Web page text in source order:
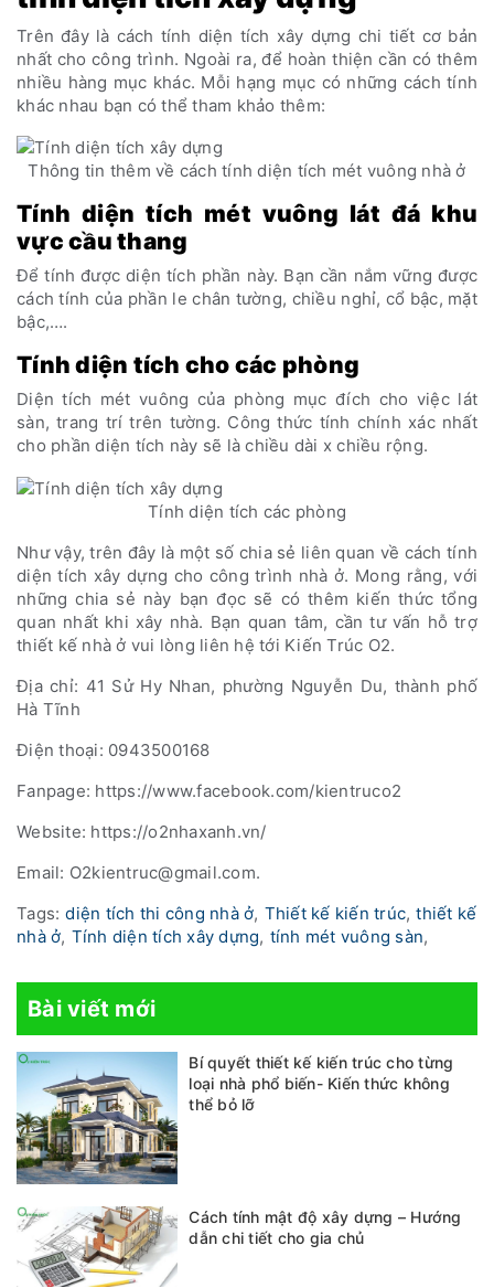
Trên đây là cách tính diện tích xây dựng chi tiết cơ bản
nhất cho công trình. Ngoài ra, để hoàn thiện cần có thêm
nhiều hàng mục khác. Mỗi hạng mục có những cách tính
khác nhau bạn có thể tham khảo thêm:
Thông tin thêm về cách tính diện tích mét vuông nhà ở
Tính diện tích mét vuông lát đá khu
vực cầu thang
Để tính được diện tích phần này. Bạn cần nắm vững được
cách tính của phần le chân tường, chiều nghỉ, cổ bậc, mặt
bậc,….
Tính diện tích cho các phòng
Diện tích mét vuông của phòng mục đích cho việc lát
sàn, trang trí trên tường. Công thức tính chính xác nhất
cho phần diện tích này sẽ là chiều dài x chiều rộng.
Tính diện tích các phòng
Như vậy, trên đây là một số chia sẻ liên quan về cách tính
diện tích xây dựng cho công trình nhà ở. Mong rằng, với
những chia sẻ này bạn đọc sẽ có thêm kiến thức tổng
quan nhất khi xây nhà. Bạn quan tâm, cần tư vấn hỗ trợ
thiết kế nhà ở vui lòng liên hệ tới Kiến Trúc O2.
Địa chỉ: 41 Sử Hy Nhan, phường Nguyễn Du, thành phố
Hà Tĩnh
Điện thoại: 0943500168
Fanpage: https://www.facebook.com/kientruco2
Website: https://o2nhaxanh.vn/
Email: O2kientruc@gmail.com.
Tags: diện tích thi công nhà ở, Thiết kế kiến trúc, thiết kế
nhà ở, Tính diện tích xây dựng, tính mét vuông sàn,
Bài viết mới
Bí quyết thiết kế kiến trúc cho từng
loại nhà phổ biến- Kiến thức không
thể bỏ lỡ
Cách tính mật độ xây dựng – Hướng
dẫn chi tiết cho gia chủ